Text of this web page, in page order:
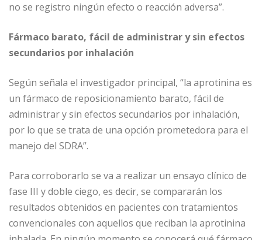
no se registro ningún efecto o reacción adversa”.
Fármaco barato, fácil de administrar y sin efectos
secundarios por inhalación
Según señala el investigador principal, “la aprotinina es
un fármaco de reposicionamiento barato, fácil de
administrar y sin efectos secundarios por inhalación,
por lo que se trata de una opción prometedora para el
manejo del SDRA”.
Para corroborarlo se va a realizar un ensayo clínico de
fase III y doble ciego, es decir, se compararán los
resultados obtenidos en pacientes con tratamientos
convencionales con aquellos que reciban la aprotinina